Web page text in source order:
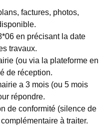
factures, photos,
en précisant la date
travaux.
(ou via la plateforme en
de réception.
a 3 mois (ou 5 mois
répondre.
de conformité (silence de
à traiter.